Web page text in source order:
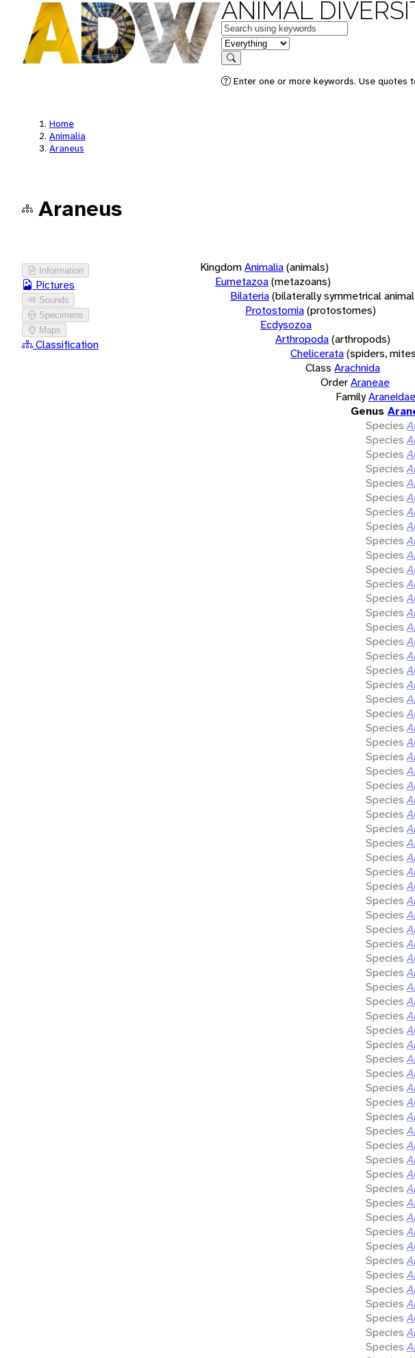
ANIMAL
Keywords
in feature
Search
Enter one or more keywords. Use quotes
Home
Animalia
Araneus
Araneus
Information
Pictures
Sounds
Specimens
Maps
Classification
KingdomAnimalia(animals)
Eumetazoa(metazoans)
Bilateria(bilaterally symmetrical
Protostomia(protostomes)
Ecdysozoa
Arthropoda(arthropods)
Chelicerata(spiders,
Class Arachnida
OrderAraneae
FamilyAraneidae
Genus
Species
Species
Species
Species
Species
Species
Species
Species
Species
Species
Species
Species
Species
Species
Species
Species
Species
Species
Species
Species
Species
Species
Species
Species
Species
Species
Species
Species
Species
Species
Species
Species
Species
Species
Species
Species
Species
Species
Species
Species
Species
Species
Species
Species
Species
Species
Species
Species
Species
Species
Species
Species
Species
Species
Species
Species
Species
Species
Species
Species
Species
Species
Species
Species
Species